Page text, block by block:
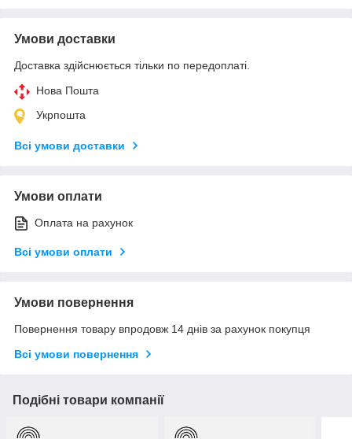
Умови доставки
Доставка здійснюється тільки по передоплаті.
Нова Пошта
Укрпошта
Всі умови доставки
Умови оплати
Оплата на рахунок
Всі умови оплати
Умови повернення
Повернення товару впродовж 14 днів за рахунок покупця
Всі умови повернення
Подібні товари компанії